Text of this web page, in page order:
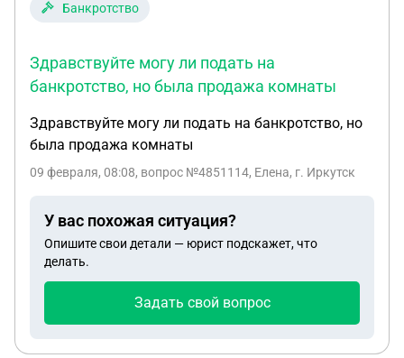
Банкротство
Здравствуйте могу ли подать на
банкротство, но была продажа комнаты
Здравствуйте могу ли подать на банкротство, но
была продажа комнаты
09 февраля, 08:08, вопрос №4851114, Елена, г. Иркутск
У вас похожая ситуация?
Опишите свои детали — юрист подскажет, что
делать.
Задать свой вопрос